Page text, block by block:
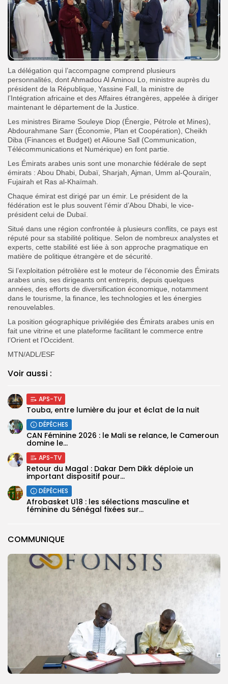
COMMUNIQUE
La délégation qui l’accompagne comprend plusieurs
personnalités, dont Ahmadou Al Aminou Lo, ministre auprès du
président de la République, Yassine Fall, la ministre de
l’Intégration africaine et des Affaires étrangères, appelée à diriger
maintenant le département de la Justice.
Les ministres Birame Souleye Diop (Énergie, Pétrole et Mines),
Abdourahmane Sarr (Économie, Plan et Coopération), Cheikh
Diba (Finances et Budget) et Alioune Sall (Communication,
Télécommunications et Numérique) en font partie.
Les Émirats arabes unis sont une monarchie fédérale de sept
émirats : Abou Dhabi, Dubaï, Sharjah, Ajman, Umm al-Qouraïn,
Fujairah et Ras al-Khaïmah.
Chaque émirat est dirigé par un émir. Le président de la
fédération est le plus souvent l’émir d’Abou Dhabi, le vice-
président celui de Dubaï.
Situé dans une région confrontée à plusieurs conflits, ce pays est
réputé pour sa stabilité politique. Selon de nombreux analystes et
experts, cette stabilité est liée à son approche pragmatique en
matière de politique étrangère et de sécurité.
Si l’exploitation pétrolière est le moteur de l’économie des Émirats
arabes unis, ses dirigeants ont entrepris, depuis quelques
années, des efforts de diversification économique, notamment
dans le tourisme, la finance, les technologies et les énergies
renouvelables.
La position géographique privilégiée des Émirats arabes unis en
fait une vitrine et une plateforme facilitant le commerce entre
l’Orient et l’Occident.
MTN/ADL/ESF
Voir aussi :
APS-TV
Touba, entre lumière du jour et éclat de la nuit
DÉPÊCHES
‎CAN Féminine 2026 : le Mali se relance, le Cameroun
domine le...
APS-TV
Retour du Magal : Dakar Dem Dikk déploie un
important dispositif pour...
DÉPÊCHES
‎Afrobasket U18 : les sélections masculine et
féminine du Sénégal fixées sur...